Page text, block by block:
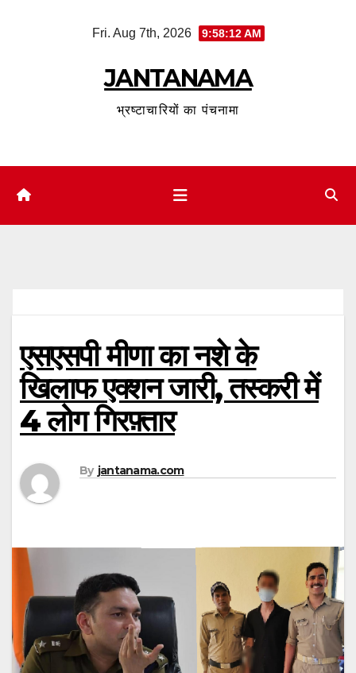
Fri. Aug 7th, 2026 9:58:13 AM
JANTANAMA
भ्रष्टाचारियों का पंचनामा
एसएसपी मीणा का नशे के
खिलाफ एक्शन जारी, तस्करी में
4 लोग गिरफ़्तार
By jantanama.com